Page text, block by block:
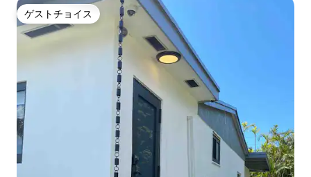
ゲストチョイス
ゲストチョイス